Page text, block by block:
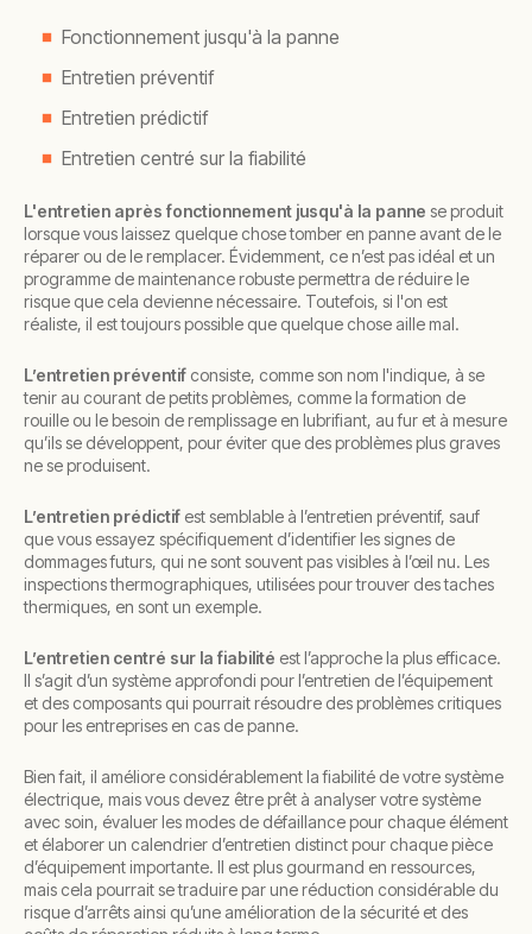
Fonctionnement jusqu'à la panne
Entretien préventif
Entretien prédictif
Entretien centré sur la fiabilité
L'entretien après fonctionnement jusqu'à la panne se produit
lorsque vous laissez quelque chose tomber en panne avant de le
réparer ou de le remplacer. Évidemment, ce n’est pas idéal et un
programme de maintenance robuste permettra de réduire le
risque que cela devienne nécessaire. Toutefois, si l'on est
réaliste, il est toujours possible que quelque chose aille mal.
L’entretien préventif consiste, comme son nom l'indique, à se
tenir au courant de petits problèmes, comme la formation de
rouille ou le besoin de remplissage en lubrifiant, au fur et à mesure
qu’ils se développent, pour éviter que des problèmes plus graves
ne se produisent.
L’entretien prédictif est semblable à l’entretien préventif, sauf
que vous essayez spécifiquement d’identifier les signes de
dommages futurs, qui ne sont souvent pas visibles à l’œil nu. Les
inspections thermographiques, utilisées pour trouver des taches
thermiques, en sont un exemple.
L’entretien centré sur la fiabilité est l’approche la plus efficace.
Il s’agit d’un système approfondi pour l’entretien de l’équipement
et des composants qui pourrait résoudre des problèmes critiques
pour les entreprises en cas de panne.
Bien fait, il améliore considérablement la fiabilité de votre système
électrique, mais vous devez être prêt à analyser votre système
avec soin, évaluer les modes de défaillance pour chaque élément
et élaborer un calendrier d’entretien distinct pour chaque pièce
d’équipement importante. Il est plus gourmand en ressources,
mais cela pourrait se traduire par une réduction considérable du
risque d’arrêts ainsi qu’une amélioration de la sécurité et des